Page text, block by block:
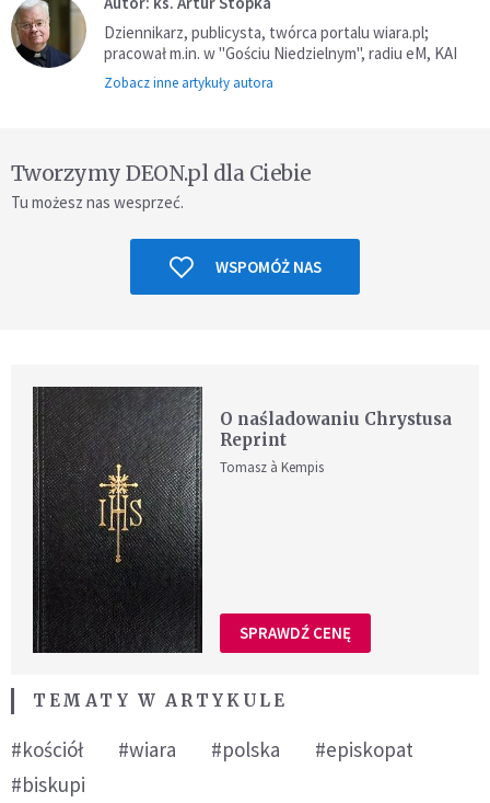
Dziennikarz, publicysta, twórca portalu wiara.pl;
pracował m.in. w "Gościu Niedzielnym", radiu eM, KAI
Zobacz inne artykuły autora
Tworzymy DEON.pl dla Ciebie
Tu możesz nas wesprzeć.
WSPOMÓŻ NAS
O naśladowaniu Chrystusa
Reprint
Tomasz à Kempis
SPRAWDŹ CENĘ
TEMATY W ARTYKULE
#kościół #wiara #polska
#episkopat
#biskupi